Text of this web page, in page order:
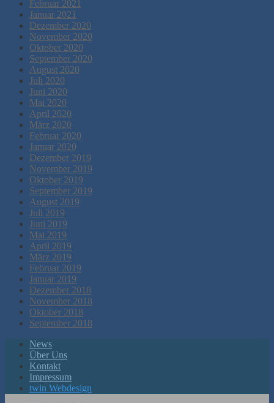
Februar 2021
Januar 2021
Dezember 2020
November 2020
Oktober 2020
September 2020
August 2020
Juli 2020
Juni 2020
Mai 2020
April 2020
März 2020
Februar 2020
Januar 2020
Dezember 2019
November 2019
Oktober 2019
September 2019
August 2019
Juli 2019
Juni 2019
Mai 2019
April 2019
März 2019
Februar 2019
Januar 2019
Dezember 2018
November 2018
Oktober 2018
September 2018
News
Über Uns
Kontakt
Impressum
twin Webdesign